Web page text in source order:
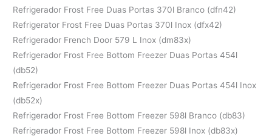
Refrigerador Frost Free Duas Portas 370l Branco (dfn42)
Refrigerator Frost Free Duas Portas 370l Inox (dfx42)
Refrigerador French Door 579 L Inox (dm83x)
Refrigerador Frost Free Bottom Freezer Duas Portas 454l
(db52)
Refrigerador Frost Free Bottom Freezer Duas Portas 454l Inox
(db52x)
Refrigerador Frost Free Bottom Freezer 598l Branco (db83)
Refrigerador Frost Free Bottom Freezer 598l Inox (db83x)